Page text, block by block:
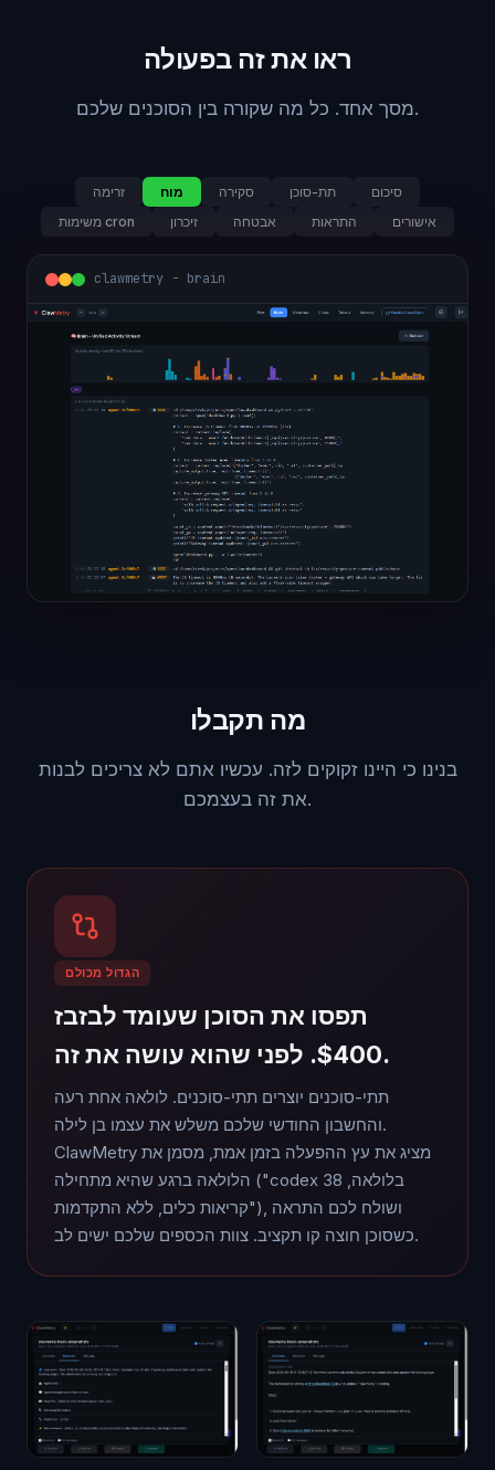
ראו את זה בפעולה
מסך אחד. כל מה שקורה בין הסוכנים שלכם.
זרימה מוח סקירה תת-סוכן
סיכום
משימות cron
זיכרון אבטחה התראות אישורים
clawmetry - brain
מה תקבלו
בנינו כי היינו זקוקים לזה. עכשיו אתם לא צריכים לבנות
את זה בעצמכם.
הגדול מכולם
תפסו את הסוכן שעומד לבזבז
$400. לפני שהוא עושה את זה.
תתי-סוכנים יוצרים תתי-סוכנים. לולאה אחת רעה
והחשבון החודשי שלכם משלש את עצמו בן לילה.
ClawMetry מציג את עץ ההפעלה בזמן אמת, מסמן את
הלולאה ברגע שהיא מתחילה ("codex בלולאה, 38
קריאות כלים, ללא התקדמות"), ושולח לכם התראה
כשסוכן חוצה קו תקציב. צוות הכספים שלכם ישים לב.